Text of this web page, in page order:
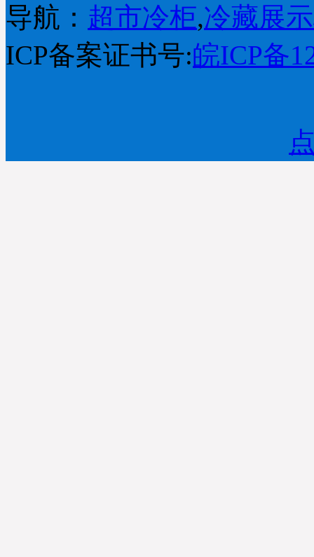
导航： 超市冷柜,冷藏展
ICP备案证书号:皖ICP备